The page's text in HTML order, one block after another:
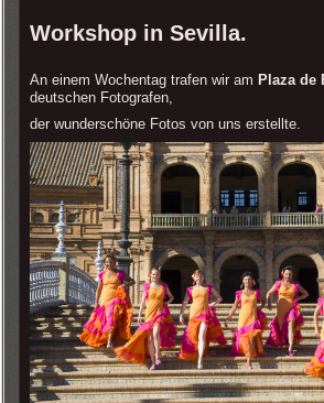
Workshop in Sevilla.
An einem Wochentag trafen wir am Plaza de
deutschen Fotografen,
der wunderschöne Fotos von uns erstellte.